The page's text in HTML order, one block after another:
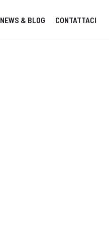
NEWS & BLOG CONTATTACI